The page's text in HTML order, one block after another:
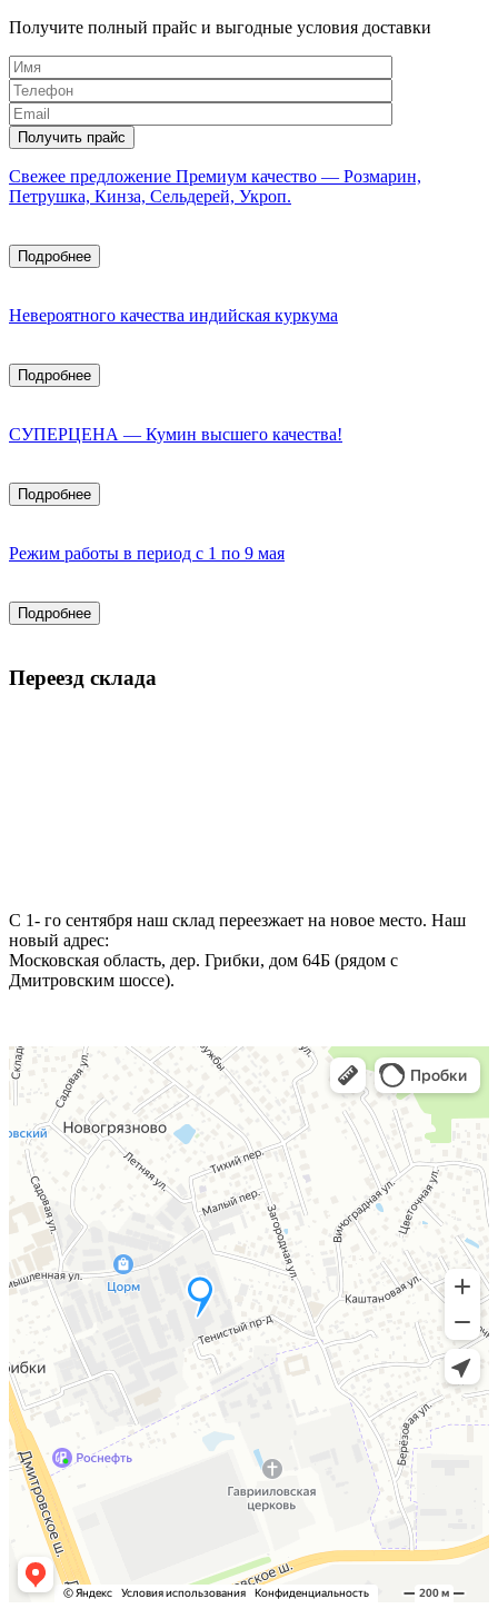
Получите полный прайс и выгодные условия доставки
Свежее предложение Премиум качество — Розмарин,
Петрушка, Кинза, Сельдерей, Укроп.
Подробнее
Невероятного качества индийская куркума
Подробнее
СУПЕРЦЕНА — Кумин высшего качества!
Подробнее
Режим работы в период с 1 по 9 мая
Подробнее
Переезд склада
С 1- го сентября наш склад переезжает на новое место. Наш
новый адрес:
Московская область, дер. Грибки, дом 64Б (рядом с
Дмитровским шоссе).